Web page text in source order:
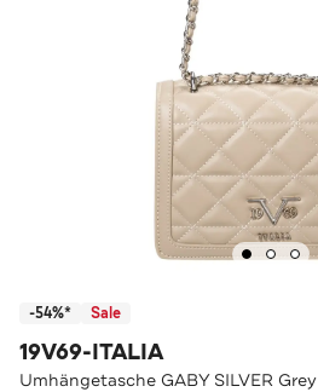
-54%* Sale
19V69-ITALIA
Umhängetasche GABY SILVER Grey